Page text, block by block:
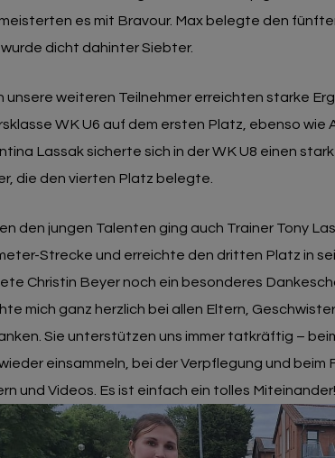
es mit Bravour. Max belegte den
dicht dahinter Siebter.
unsere weiteren Teilnehmer erreichten starke
WK U6 auf dem ersten Platz, ebenso wie
Lassak sicherte sich in der WK U8 einen
die den vierten Platz belegte.
den jungen Talenten ging auch Trainer Tony
Strecke und erreichte den dritten Platz in
Christin Beyer noch ein besonderes
mich ganz herzlich bei allen Eltern,
Sie unterstützen uns immer tatkräftig –
einsammeln, bei der Verpflegung und
und Videos. Es ist einfach ein tolles